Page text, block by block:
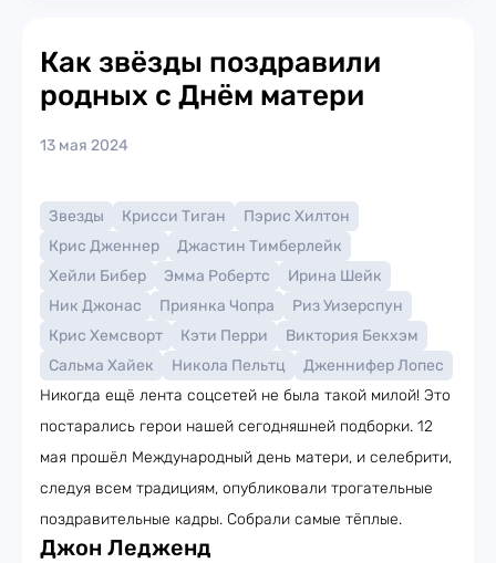
Как звёзды поздравили
родных с Днём матери
13 мая 2024
Звезды Крисси Тиган
Пэрис Хилтон
Крис Дженнер
Джастин Тимберлейк
Хейли Бибер
Эмма Робертс
Ирина Шейк
Ник Джонас
Приянка Чопра
Риз Уизерспун
Крис Хемсворт
Кэти Перри
Виктория Бекхэм
Сальма Хайек
Никола Пельтц
Дженнифер Лопес
Никогда ещё лента соцсетей не была такой милой! Это
постарались герои нашей сегодняшней подборки. 12
мая прошёл Международный день матери, и селебрити,
следуя всем традициям, опубликовали трогательные
поздравительные кадры. Собрали самые тёплые.
Джон Ледженд